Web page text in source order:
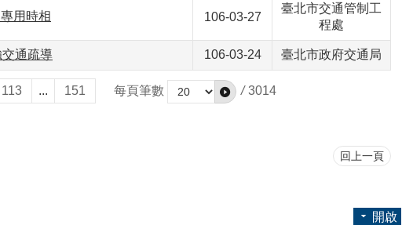
用時相 106-03-27
臺北市交通管制工
程處
通疏導 106-03-24 臺北市政府交通局
113 ... 151 每頁筆數 / 3014
回上一頁
開啟